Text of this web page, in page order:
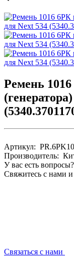
Ремень 1016
Артикул:
Производитель:
У вас есть вопросы?
Свяжитесь с нами
Связаться с нами